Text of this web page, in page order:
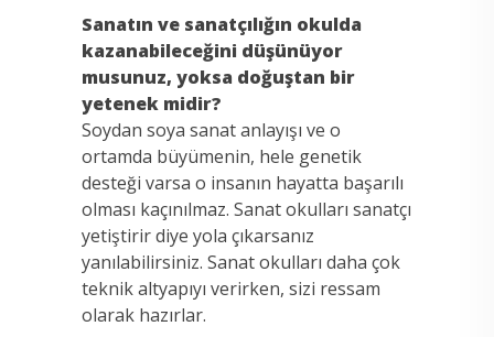
Sanatın ve sanatçılığın okulda
kazanabileceğini düşünüyor
musunuz, yoksa doğuştan bir
yetenek midir?
Soydan soya sanat anlayışı ve o
ortamda büyümenin, hele genetik
desteği varsa o insanın hayatta başarılı
olması kaçınılmaz. Sanat okulları sanatçı
yetiştirir diye yola çıkarsanız
yanılabilirsiniz. Sanat okulları daha çok
teknik altyapıyı verirken, sizi ressam
olarak hazırlar.